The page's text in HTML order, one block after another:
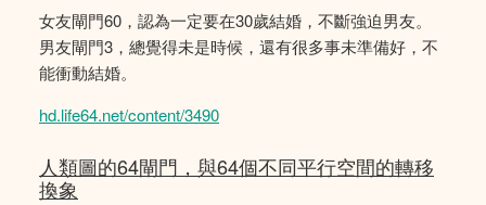
女友閘門60，認為一定要在30歲結婚，不斷強迫男友。
男友閘門3，總覺得未是時候，還有很多事未準備好，不
能衝動結婚。
hd.life64.net/content/3490
人類圖的64閘門，與64個不同平行空間的轉移
換象